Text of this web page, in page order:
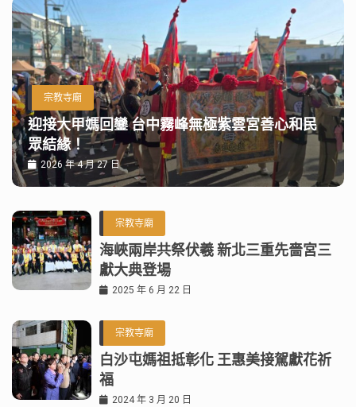
宗教寺廟
迎接大甲媽回鑾 台中霧峰無極紫雲宮善心和民
眾結緣！
2026 年 4 月 27 日
宗教寺廟
海峽兩岸共祭伏羲 新北三重先嗇宮三
獻大典登場
2025 年 6 月 22 日
宗教寺廟
白沙屯媽祖抵彰化 王惠美接駕獻花祈
福
2024 年 3 月 20 日